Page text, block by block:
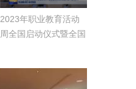
2023年职业教育活动
周全国启动仪式暨全国